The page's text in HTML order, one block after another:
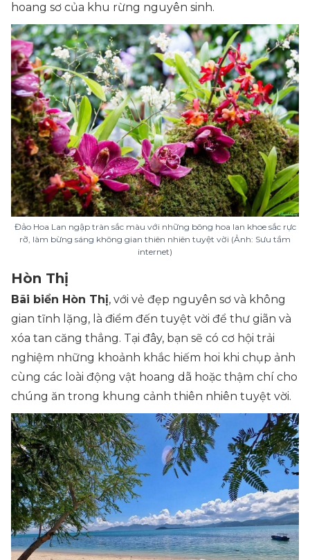
hoang sơ của khu rừng nguyên sinh.
Đảo Hoa Lan ngập tràn sắc màu với những bông hoa lan khoe sắc rực
rỡ, làm bừng sáng không gian thiên nhiên tuyệt vời (Ảnh: Sưu tầm
internet)
Hòn Thị
Bãi biển Hòn Thị, với vẻ đẹp nguyên sơ và không
gian tĩnh lặng, là điểm đến tuyệt vời để thư giãn và
xóa tan căng thẳng. Tại đây, bạn sẽ có cơ hội trải
nghiệm những khoảnh khắc hiếm hoi khi chụp ảnh
cùng các loài động vật hoang dã hoặc thậm chí cho
chúng ăn trong khung cảnh thiên nhiên tuyệt vời.